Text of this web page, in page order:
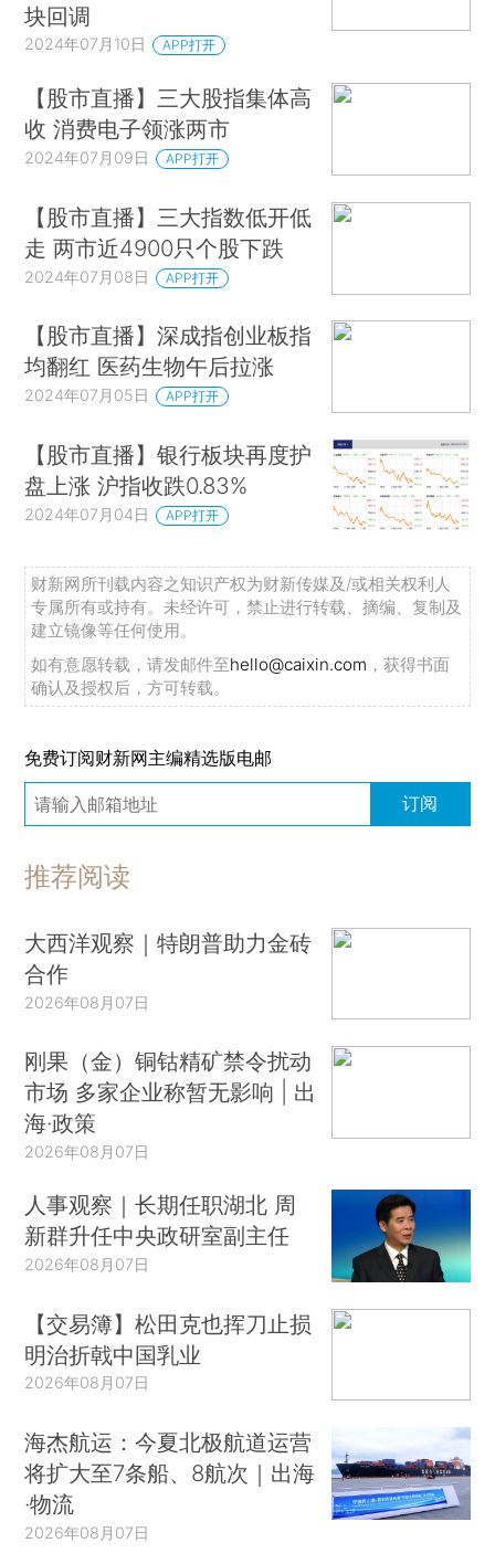
块回调
2024年07月10日 APP打开
【股市直播】三大股指集体高
收 消费电子领涨两市
2024年07月09日 APP打开
【股市直播】三大指数低开低
走 两市近4900只个股下跌
2024年07月08日 APP打开
【股市直播】深成指创业板指
均翻红 医药生物午后拉涨
2024年07月05日 APP打开
【股市直播】银行板块再度护
盘上涨 沪指收跌0.83%
2024年07月04日 APP打开
财新网所刊载内容之知识产权为财新传媒及/或相关权利人
专属所有或持有。未经许可，禁止进行转载、摘编、复制及
建立镜像等任何使用。
如有意愿转载，请发邮件至hello@caixin.com ，获得书面
确认及授权后，方可转载。
免费订阅财新网主编精选版电邮
订阅
推荐阅读
大西洋观察｜特朗普助力金砖
合作
2026年08月07日
刚果（金）铜钴精矿禁令扰动
市场 多家企业称暂无影响 | 出
海·政策
2026年08月07日
人事观察｜长期任职湖北 周
新群升任中央政研室副主任
2026年08月07日
【交易簿】松田克也挥刀止损
明治折戟中国乳业
2026年08月07日
海杰航运：今夏北极航道运营
将扩大至7条船、8航次｜出海
·物流
2026年08月07日